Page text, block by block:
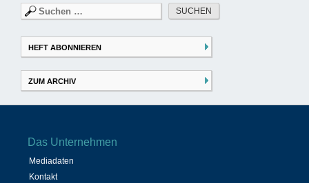
Suchen
nach:
HEFT ABONNIEREN
ZUM ARCHIV
Das Unternehmen
Mediadaten
Kontakt